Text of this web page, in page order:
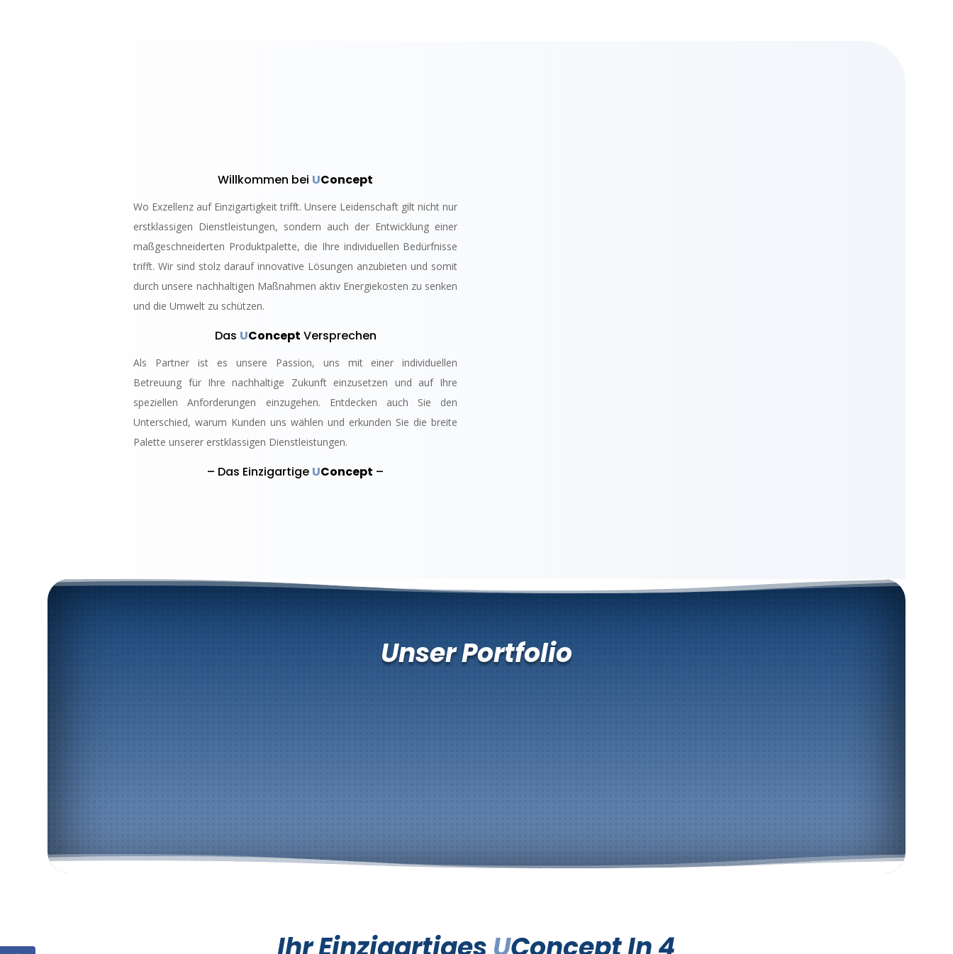
Willkommen bei UConcept
Wo Exzellenz auf Einzigartigkeit trifft. Unsere Leidenschaft gilt nicht nur
erstklassigen Dienstleistungen, sondern auch der Entwicklung einer
maßgeschneiderten Produktpalette, die Ihre individuellen Bedürfnisse
trifft. Wir sind stolz darauf innovative Lösungen anzubieten und somit
durch unsere nachhaltigen Maßnahmen aktiv Energiekosten zu senken
und die Umwelt zu schützen.
Das UConcept Versprechen
Als Partner ist es unsere Passion, uns mit einer individuellen
Betreuung für Ihre nachhaltige Zukunft einzusetzen und auf Ihre
speziellen Anforderungen einzugehen. Entdecken auch Sie den
Unterschied, warum Kunden uns wählen und erkunden Sie die breite
Palette unserer erstklassigen Dienstleistungen.
– Das Einzigartige UConcept –
Unser Portfolio